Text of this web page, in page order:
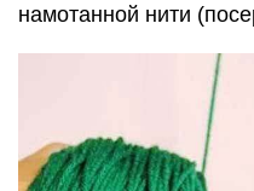
намотанной нити